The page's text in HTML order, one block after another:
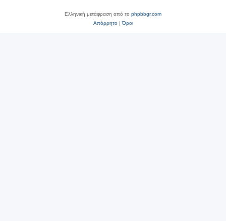
Ελληνική μετάφραση από το phpbbgr.com
Απόρρητο|Όροι